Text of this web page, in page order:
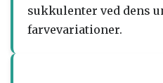
sukkulenter ved dens
farvevariationer.